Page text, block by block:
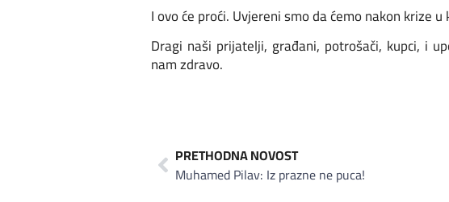
I ovo će proći. Uvjereni smo da ćemo nakon krize
Dragi naši prijatelji, građani, potrošači, kupci, i
nam zdravo.
PRETHODNA NOVOST
Muhamed Pilav: Iz prazne ne puca!